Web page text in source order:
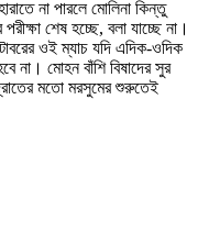
না পারলে মোলিনা কিন্তু
শেষ হচ্ছে, বলা যাচ্ছে না।
ওই ম্যাচ যদি এদিক-ওদিক
না। মোহন বাঁশি বিষাদের সুর
মতো মরসুমের শুরুতেই